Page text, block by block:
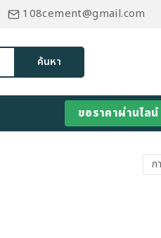
108cement@gmail.com
ค้นหา
ขอราคาผ่านไลน์